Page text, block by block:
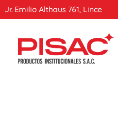
Jr. Emilio Althaus 761, Lince